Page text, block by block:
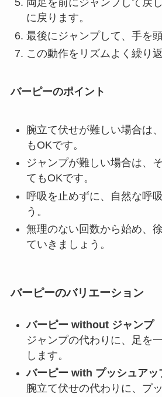
両足を前にジャンプして戻
に戻ります。
最後にジャンプして、手を
この動作をリズムよく繰り返
バーピーのポイント
腕立て伏せが難しい場合は
もOKです。
ジャンプが難しい場合は、
てもOKです。
呼吸を止めずに、自然な呼
う。
無理のない回数から始め、
ていきましょう。
バーピーのバリエーション
バーピー without ジャンプ
ジャンプの代わりに、足を
します。
バーピー with プッシュアッ
腕立て伏せの代わりに、プ